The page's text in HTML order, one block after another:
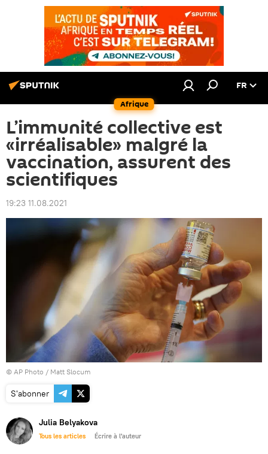
Afrique
FR
L’immunité collective est
«irréalisable» malgré la
vaccination, assurent des
scientifiques
19:23 11.08.2021
© AP Photo / Matt Slocum
S'abonner
Julia Belyakova
Tous les articles Écrire à l'auteur